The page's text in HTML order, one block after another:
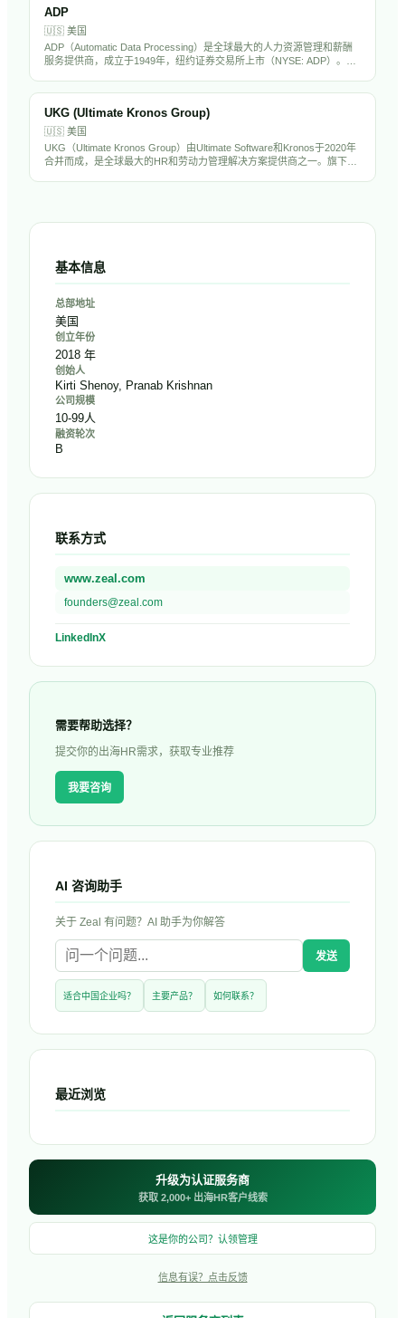
ADP
🇺🇸 美国
ADP（Automatic Data Processing）是全球最大的人力资源管理和薪酬
服务提供商，成立于1949年，纽约证券交易所上市（NYSE: ADP）。公
UKG (Ultimate Kronos Group)
🇺🇸 美国
UKG（Ultimate Kronos Group）由Ultimate Software和Kronos于2020年
合并而成，是全球最大的HR和劳动力管理解决方案提供商之一。旗下产
基本信息
总部地址
美国
创立年份
2018 年
创始人
Kirti Shenoy, Pranab Krishnan
公司规模
10-99人
融资轮次
B
联系方式
www.zeal.com
founders@zeal.com
LinkedInX
需要帮助选择？
提交你的出海HR需求，获取专业推荐
我要咨询
AI 咨询助手
关于 Zeal 有问题？AI 助手为你解答
发送
适合中国企业吗？ 主要产品？ 如何联系？
最近浏览
升级为认证服务商
获取 2,000+ 出海HR客户线索
这是你的公司？认领管理
信息有误？点击反馈